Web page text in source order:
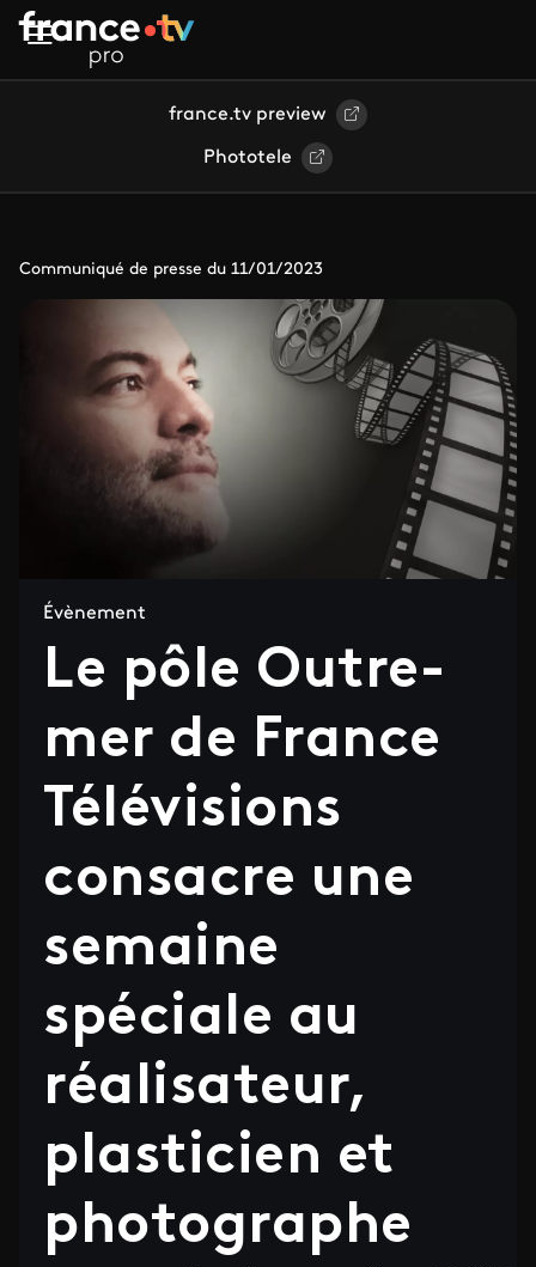
Aller au contenu principal
france.tv preview
Phototele
Communiqué de presse du 11/01/2023
Évènement
Le pôle Outre-
mer de France
Télévisions
consacre une
semaine
spéciale au
réalisateur,
plasticien et
photographe